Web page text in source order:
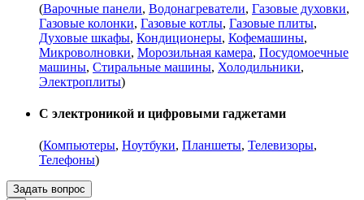
(Варочные панели, Водонагреватели, Газовые духовки,
Газовые колонки, Газовые котлы, Газовые плиты,
Духовые шкафы, Кондиционеры, Кофемашины,
Микроволновки, Морозильная камера, Посудомоечные
машины, Стиральные машины, Холодильники,
Электроплиты)
С электроникой и цифровыми гаджетами
(Компьютеры, Ноутбуки, Планшеты, Телевизоры,
Телефоны)
Задать вопрос